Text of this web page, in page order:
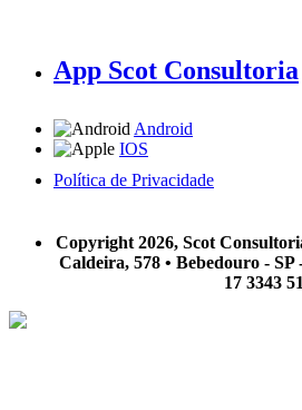
App Scot Consultoria
Android
IOS
Política de Privacidade
Copyright 2026, Scot
Caldeira, 578 • Bebedouro - SP
17 3343